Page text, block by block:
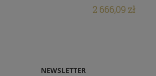
2 666,09 zł
NEWSLETTER